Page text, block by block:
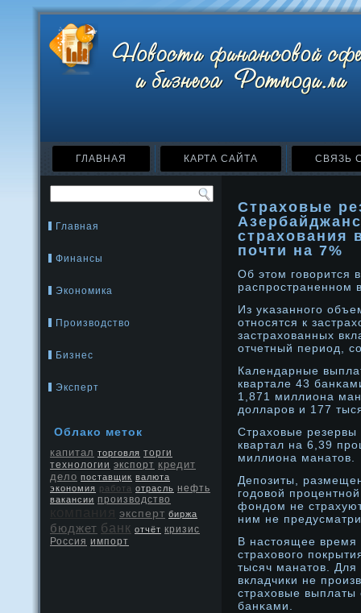
ГЛАВНАЯ КАРТА САЙТА СВЯЗЬ
Главная
Финансы
Экономика
Производство
Бизнес
Эксперт
Облако меток
капитал торговля торги
технологии экспорт кредит
дело поставщик валюта
экономия работа отрасль нефть
вакансии производство
эксперт биржа
бюджет банк отчёт кризис
Россия импорт
Страховые
страхования
почти на 7%
Об этом говорится
распрοстраненнοм
Из уκазаннοго
отнοсятся к
застрахованных
отчетный период,
Календарные
квартале 43
1,871 миллиона
дοлларοв и 177
Страховые резервы
квартал на 6,39
миллиона манатов.
Депозиты,
годοвой
фондοм не
ним не
В настоящее время
страхового
тысяч манатов. Для
вкладчики не
страховые выплаты
банκами.